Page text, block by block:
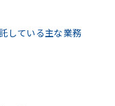
している主な業務